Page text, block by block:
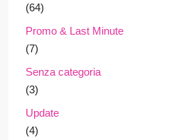
(64)
Promo & Last Minute
(7)
Senza categoria
(3)
Update
(4)